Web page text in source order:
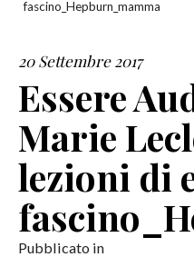
fascino_Hepburn_mamma
20 Settembre 2017
Essere
Marie
lezioni di
Pubblicato in